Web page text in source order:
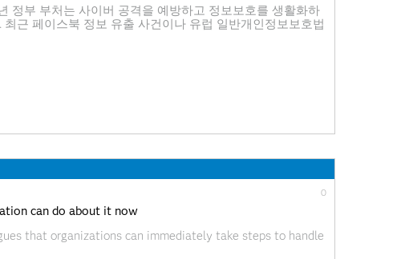
년 정부 부처는 사이버 공격을 예방하고 정보보호를 생활화하
근 페이스북 정보 유출 사건이나 유럽 일반개인정보보호법
전과 함께 데이터는 빠르게 증가하고
0
can do about it now
that organizations can immediately take steps to handle